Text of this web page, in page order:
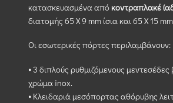
κατασκευασμένα από κοντραπλακέ
διατομής 65 Χ 9 mm ίσια και 65 Χ 15
Οι εσωτερικές πόρτες περιλαμβάνουν:
⦁ 3 διπλούς ρυθμιζόμενους
χρώμα inox.
⦁ Κλειδαριά μεσόπορτας αθόρυβης